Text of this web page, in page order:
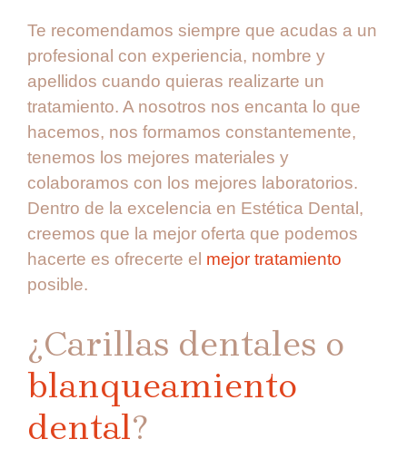
Te recomendamos siempre que acudas a un
profesional con experiencia, nombre y
apellidos cuando quieras realizarte un
tratamiento. A nosotros nos encanta lo que
hacemos, nos formamos constantemente,
tenemos los mejores materiales y
colaboramos con los mejores laboratorios.
Dentro de la excelencia en Estética Dental,
creemos que la mejor oferta que podemos
hacerte es ofrecerte el mejor tratamiento
posible.
¿Carillas dentales o
blanqueamiento
dental?